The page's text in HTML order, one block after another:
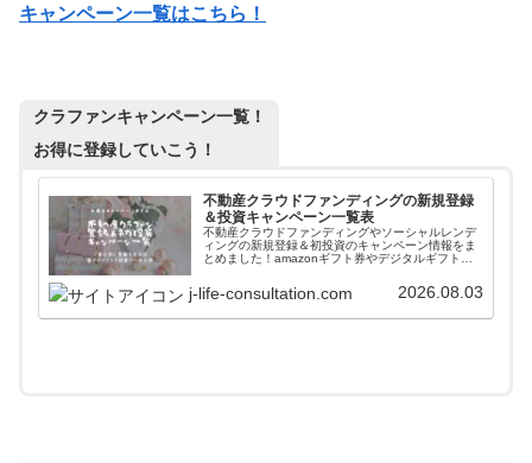
キャンペーン一覧はこちら！
クラファンキャンペーン一覧！
お得に登録していこう！
不動産クラウドファンディングの新規登録
＆投資キャンペーン一覧表
不動産クラウドファンディングやソーシャルレンデ
ィングの新規登録＆初投資のキャンペーン情報をま
とめました！amazonギフト券やデジタルギフトを
案件に簡単に投資できるファンド情報自動更新ツー
ルも紹介しています。
j-life-consultation.com 2026.08.03